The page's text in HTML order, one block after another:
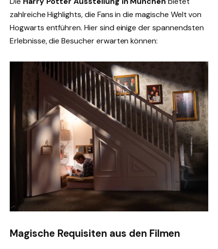
zahlreiche Highlights, die Fans in die magische Welt von
Hogwarts entführen. Hier sind einige der spannendsten
Erlebnisse, die Besucher erwarten können:
Magische Requisiten aus den Filmen